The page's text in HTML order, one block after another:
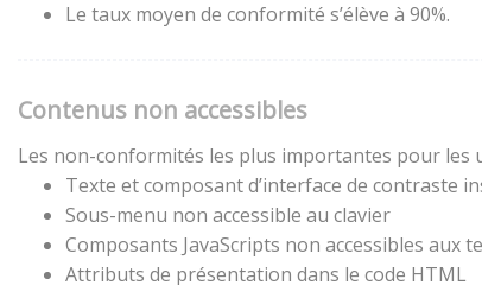
Le taux moyen de conformité s’élève à 90%.
Contenus non accessibles
Les non-conformités les plus importantes pour les
Texte et composant d’interface de contraste
Sous-menu non accessible au clavier
Composants JavaScripts non accessibles aux
Attributs de présentation dans le code HTML